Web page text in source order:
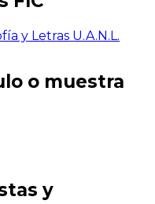
y Letras U.A.N.L.
o muestra
y